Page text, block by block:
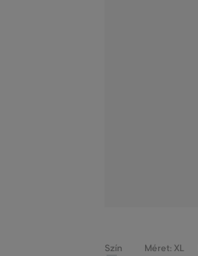
Szín Méret: XL